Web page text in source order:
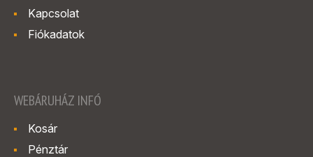
Kapcsolat
Fiókadatok
WEBÁRUHÁZ INFÓ
Kosár
Pénztár